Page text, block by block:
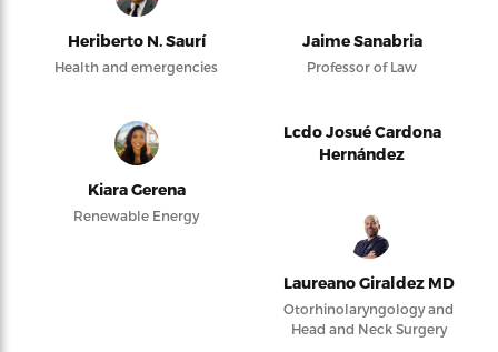
Heriberto N. Saurí
Health and emergencies
Jaime Sanabria
Professor of Law
Kiara Gerena
Renewable Energy
Lcdo Josué Cardona
Hernández
Laureano Giraldez MD
Otorhinolaryngology and
Head and Neck Surgery